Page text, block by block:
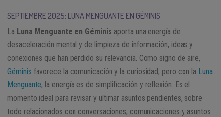
SEPTIEMBRE 2025: LUNA MENGUANTE EN GÉMINIS
La Luna Menguante en Géminis aporta una energía de
desaceleración mental y de limpieza de información, ideas y
conexiones que han perdido su relevancia. Como signo de aire,
Géminis favorece la comunicación y la curiosidad, pero con la Luna
Menguante, la energía es de simplificación y reflexión. Es el
momento ideal para revisar y ultimar asuntos pendientes, sobre
todo relacionados con conversaciones, comunicaciones y asuntos